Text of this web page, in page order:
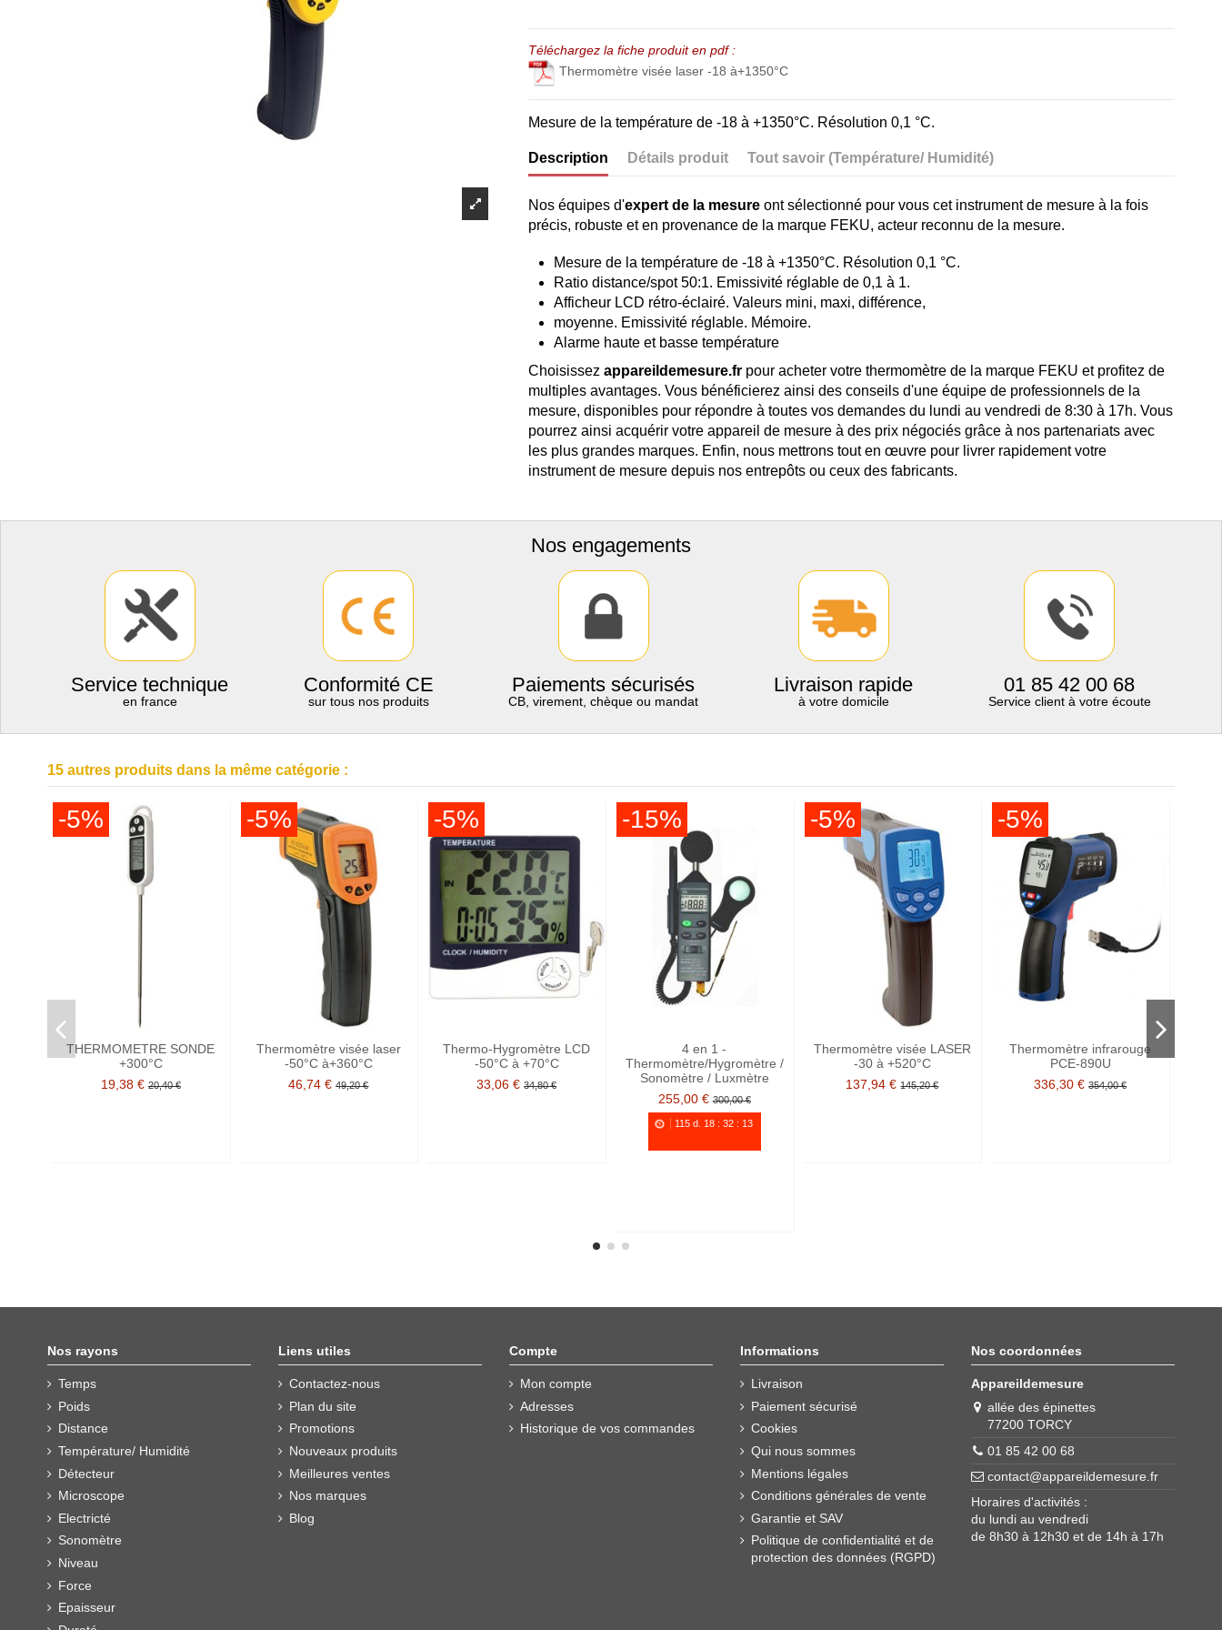
Téléchargez la fiche produit en pdf :
Thermomètre visée laser -18 à+1350°C
Mesure de la température de -18 à +1350°C. Résolution 0,1 °C.
Description Détails produit Tout savoir (Température/ Humidité)
Nos équipes d'expert de la mesure ont sélectionné pour vous cet instrument de mesure à la fois
précis, robuste et en provenance de la marque FEKU, acteur reconnu de la mesure.
Mesure de la température de -18 à +1350°C. Résolution 0,1 °C.
Ratio distance/spot 50:1. Emissivité réglable de 0,1 à 1.
Afficheur LCD rétro-éclairé. Valeurs mini, maxi, différence,
moyenne. Emissivité réglable. Mémoire.
Alarme haute et basse température
Choisissezappareildemesure.fr pour acheter votre thermomètre de la marque FEKU et profitez de
multiples avantages. Vous bénéficierez ainsi des conseils d'une équipe de professionnels de la
mesure, disponibles pour répondre à toutes vos demandes du lundi au vendredi de 8:30 à 17h. Vous
pourrez ainsi acquérir votre appareil de mesure à des prix négociés grâce à nos partenariats avec
les plus grandes marques. Enfin, nous mettrons tout en œuvre pour livrer rapidement votre
instrument de mesure depuis nos entrepôts ou ceux des fabricants.
Nos engagements
Service technique
en france
Conformité CE
sur tous nos produits
Paiements sécurisés
CB, virement, chèque ou mandat
Livraison rapide
à votre domicile
01 85 42 00 68
Service client à votre écoute
15 autres produits dans la même catégorie :
-5%
THERMOMETRE SONDE
+300°C
19,38 € 20,40 €
-5%
Thermomètre visée laser
-50°C à+360°C
46,74 € 49,20 €
-5%
Thermo-Hygromètre LCD
-50°C à +70°C
33,06 € 34,80 €
-15%
4 en 1 -
Thermomètre/Hygromètre /
Sonomètre / Luxmètre
255,00 € 300,00 €
115 d. 18 :32 : 12
-5%
Thermomètre visée LASER
-30 à +520°C
137,94 € 145,20 €
-5%
Thermomètre infrarouge
PCE-890U
336,30 € 354,00 €
Nos rayons
Temps
Poids
Distance
Température/ Humidité
Détecteur
Microscope
Electricté
Sonomètre
Niveau
Force
Epaisseur
Liens utiles
Contactez-nous
Plan du site
Promotions
Nouveaux produits
Meilleures ventes
Nos marques
Blog
Compte
Mon compte
Adresses
Historique de vos commandes
Informations
Livraison
Paiement sécurisé
Cookies
Qui nous sommes
Mentions légales
Conditions générales de vente
Garantie et SAV
Politique de confidentialité et de
protection des données (RGPD)
Nos coordonnées
Appareildemesure
allée des épinettes
77200 TORCY
01 85 42 00 68
contact@appareildemesure.fr
Horaires d'activités :
du lundi au vendredi
de 8h30 à 12h30 et de 14h à 17h